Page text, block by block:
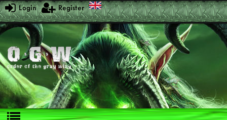
Login Register